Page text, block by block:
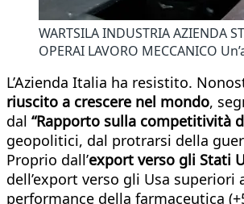
WARTSILA INDUSTRIA AZIENDA
OPERAI LAVORO MECCANICO
L’Azienda Italia ha resistito.
riuscito a crescere nel mondo,
dal “Rapporto sulla competitività
geopolitici, dal protrarsi della
Proprio dall’export verso gli Stati
dell’export verso gli Usa
performance della farmaceutica